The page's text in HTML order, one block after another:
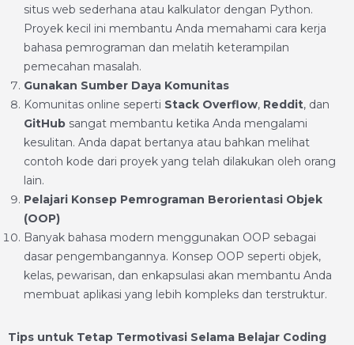
situs web sederhana atau kalkulator dengan Python.
Proyek kecil ini membantu Anda memahami cara kerja
bahasa pemrograman dan melatih keterampilan
pemecahan masalah.
Gunakan Sumber Daya Komunitas
Komunitas online seperti Stack Overflow, Reddit, dan
GitHub sangat membantu ketika Anda mengalami
kesulitan. Anda dapat bertanya atau bahkan melihat
contoh kode dari proyek yang telah dilakukan oleh orang
lain.
Pelajari Konsep Pemrograman Berorientasi Objek
(OOP)
Banyak bahasa modern menggunakan OOP sebagai
dasar pengembangannya. Konsep OOP seperti objek,
kelas, pewarisan, dan enkapsulasi akan membantu Anda
membuat aplikasi yang lebih kompleks dan terstruktur.
Tips untuk Tetap Termotivasi Selama Belajar Coding